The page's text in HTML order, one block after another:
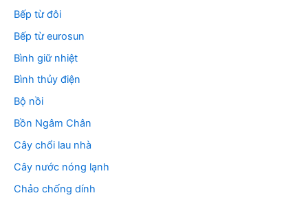
Bếp từ đôi
Bếp từ eurosun
Bình giữ nhiệt
Bình thủy điện
Bộ nồi
Bồn Ngâm Chân
Cây chổi lau nhà
Cây nước nóng lạnh
Chảo chống dính